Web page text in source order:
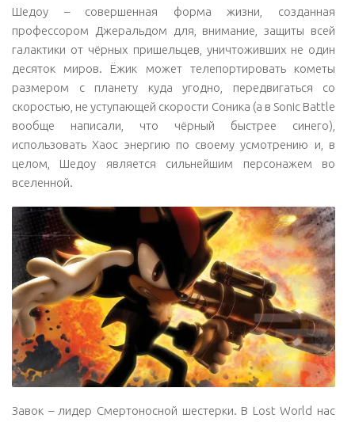
Шедоу – совершенная форма жизни, созданная
профессором Джеральдом для, внимание, защиты всей
галактики от чёрных пришельцев, уничтоживших не один
десяток миров. Ёжик может телепортировать кометы
размером с планету куда угодно, передвигаться со
скоростью, не уступающей скорости Соника (а в Sonic Battle
вообще написали, что чёрный быстрее синего),
использовать Хаос энергию по своему усмотрению и, в
целом, Шедоу является сильнейшим персонажем во
вселенной.
Завок – лидер Смертоносной шестерки. В Lost World нас